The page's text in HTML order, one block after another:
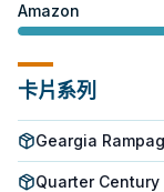
Amazon
卡片系列
Geargia
Quarter Century